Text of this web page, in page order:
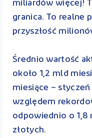
miliardów więcej!
granica. To realne
przyszłość
Średnio wartość
około 1,2 mld
miesiące –
względem
odpowiednio o 1,8
złotych.